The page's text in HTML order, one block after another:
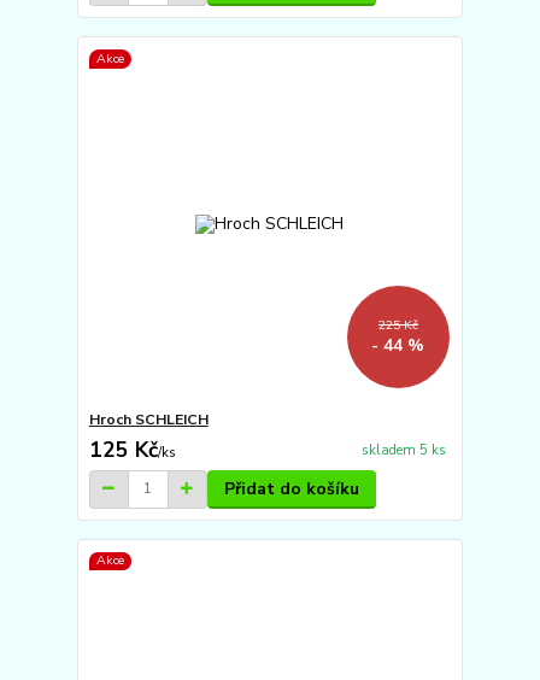
Akce
225 Kč
- 44 %
Hroch SCHLEICH
125 Kč/ks skladem 5 ks
Přidat do košíku
Akce